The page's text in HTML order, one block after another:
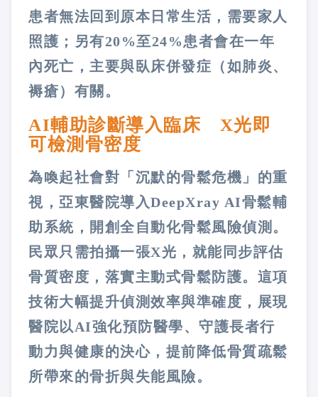
患者無法回到原本日常生活，需要家人
照護；另有20%至24%患者會在一年
內死亡，主要與臥床併發症（如肺炎、
褥瘡）有關。
AI輔助診斷導入臨床 X光即
可檢測骨密度
為喚起社會對「沉默的骨鬆危機」的重
視，亞東醫院導入DeepXray AI骨鬆輔
助系統，開創全自動化骨鬆風險偵測。
民眾只需拍攝一張X光，就能同步評估
骨質密度，落實主動式骨鬆防護。這項
技術大幅提升偵測效率與準確度，展現
醫院以AI強化預防醫學、守護長者行
動力與健康的決心，提前降低骨質疏鬆
所帶來的骨折與失能風險。